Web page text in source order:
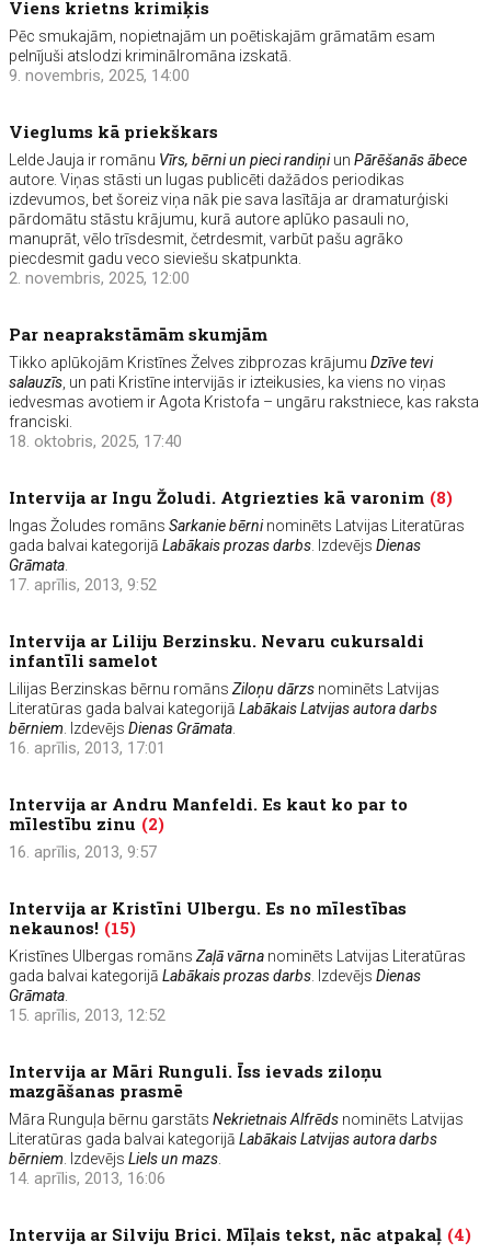
Viens krietns krimiķis
Pēc smukajām, nopietnajām un poētiskajām grāmatām esam
pelnījuši atslodzi kriminālromāna izskatā.
9. novembris, 2025, 14:00
Vieglums kā priekškars
Lelde Jauja ir romānu Vīrs, bērni un pieci randiņiunPārēšanās ābece
autore. Viņas stāsti un lugas publicēti dažādos periodikas
izdevumos, bet šoreiz viņa nāk pie sava lasītāja ar dramaturģiski
pārdomātu stāstu krājumu, kurā autore aplūko pasauli no,
manuprāt, vēlo trīsdesmit, četrdesmit, varbūt pašu agrāko
piecdesmit gadu veco sieviešu skatpunkta.
2. novembris, 2025, 12:00
Par neaprakstāmām skumjām
Tikko aplūkojām Kristīnes Želves zibprozas krājumuDzīve tevi
salauzīs , un pati Kristīne intervijās ir izteikusies, ka viens no viņas
iedvesmas avotiem ir Agota Kristofa – ungāru rakstniece, kas raksta
franciski.
18. oktobris, 2025, 17:40
Intervija ar Ingu Žoludi. Atgriezties kā varonim (8)
Ingas Žoludes romānsSarkanie bērninominēts Latvijas Literatūras
gada balvai kategorijāLabākais prozas darbs . IzdevējsDienas
Grāmata
17. aprīlis, 2013, 9:52
Intervija ar Liliju Berzinsku. Nevaru cukursaldi
infantīli samelot
Lilijas Berzinskas bērnu romānsZiloņu dārzs nominēts Latvijas
Literatūras gada balvai kategorijāLabākais Latvijas autora darbs
bērniem . IzdevējsDienas Grāmata
16. aprīlis, 2013, 17:01
Intervija ar Andru Manfeldi. Es kaut ko par to
mīlestību zinu (2)
16. aprīlis, 2013, 9:57
Intervija ar Kristīni Ulbergu. Es no mīlestības
nekaunos! (15)
Kristīnes Ulbergas romānsZaļā vārna nominēts Latvijas Literatūras
gada balvai kategorijāLabākais prozas darbs . IzdevējsDienas
Grāmata
15. aprīlis, 2013, 12:52
Intervija ar Māri Runguli. Īss ievads ziloņu
mazgāšanas prasmē
Māra Runguļa bērnu garstātsNekrietnais Alfrēds nominēts Latvijas
Literatūras gada balvai kategorijāLabākais Latvijas autora darbs
bērniem . IzdevējsLiels un mazs
14. aprīlis, 2013, 16:06
Intervija ar Silviju Brici. Mīļais tekst, nāc atpakaļ (4)